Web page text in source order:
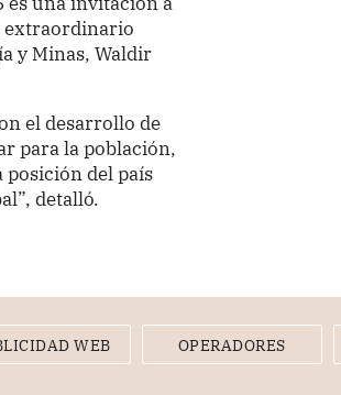
extraordinario
y Minas, Waldir
el desarrollo de
para la población,
del país
detalló.
WEB OPERADORES